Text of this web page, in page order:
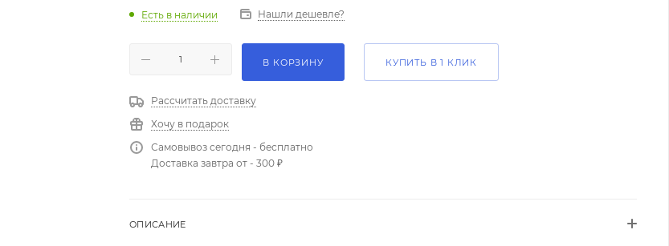
Есть в наличии Нашли дешевле?
В КОРЗИНУ КУПИТЬ В 1 КЛИК
Рассчитать доставку
Хочу в подарок
Самовывоз сегодня - бесплатно
Доставка завтра от - 300 ₽
ОПИСАНИЕ